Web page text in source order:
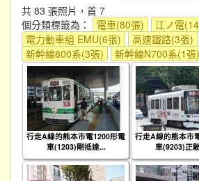
共 83 張照片，首 7
個分類標籤為：
電車(80張)
江ノ電
電力動車組 EMU(6張)
高速鐵路(3張)
新幹線800系(3張)
新幹線N700系(1張)
行走A線的熊本市電1200形電
車(1203)剛抵達...
行走A線的熊本市
車(9203)正